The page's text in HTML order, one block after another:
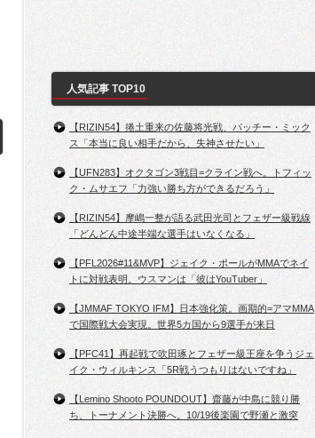
人気記事 TOP10
【RIZIN54】捲土重来の佐藤将光戦、パッチー・ミック
ス「本当に良い相手だから、失神させたい」
【UFN283】オクタゴン3戦目=クライン戦へ。トフィッ
ク・ムサエフ「力強い勝ち方ができるだろう」
【RIZIN54】摩嶋一整が語る武田光司とフェザー級戦線
「どんどん中途半端な選手はいなくなる」
【PFL2026#11&MVP】ジェイク・ポールがMMAでネイ
トに対戦表明。ウスマンは「彼はYouTuber」
【JMMAF TOKYO IFM】日本強化策。画期的=アマMMA
で国際戦大会実現。世界5カ国から9選手が来日
【PFC41】再起戦で吹田琢とフェザー級王座を争うジェ
イク・ウィルキンス「5R戦うつもりはないですね」
【Lemino Shooto POUNDOUT】齋藤が中島に競り勝
ち、トーナメント決勝へ。10/19後楽園で野瀬と激突